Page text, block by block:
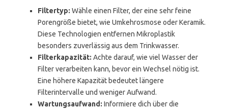
Filtertyp: Wähle einen Filter, der eine sehr feine
Porengröße bietet, wie Umkehrosmose oder Keramik.
Diese Technologien entfernen Mikroplastik
besonders zuverlässig aus dem Trinkwasser.
Filterkapazität: Achte darauf, wie viel Wasser der
Filter verarbeiten kann, bevor ein Wechsel nötig ist.
Eine höhere Kapazität bedeutet längere
Filterintervalle und weniger Aufwand.
Wartungsaufwand: Informiere dich über die